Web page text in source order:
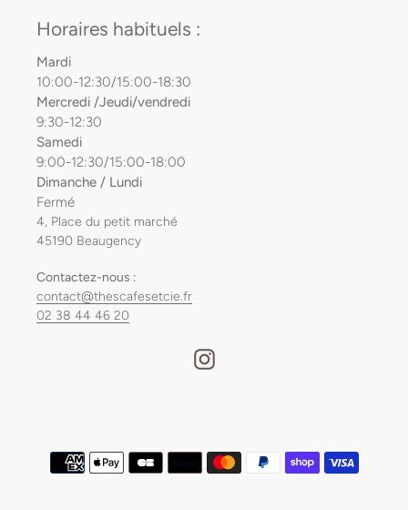
Horaires habituels :
Mardi
10:00-12:30/15:00-18:30
Mercredi /Jeudi/vendredi
9:30-12:30
Samedi
9:00-12:30/15:00-18:00
Dimanche / Lundi
Fermé
4, Place du petit marché
45190 Beaugency
Contactez-nous :
contact@thescafesetcie.fr
02 38 44 46 20
Instagram
Moyens
de